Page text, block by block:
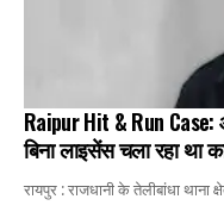
Raipur Hit & Run Case:
बिना लाइसेंस चला रहा था
रायपुर : राजधानी के तेलीबांधा